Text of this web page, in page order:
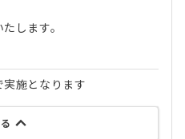
します。
施となります